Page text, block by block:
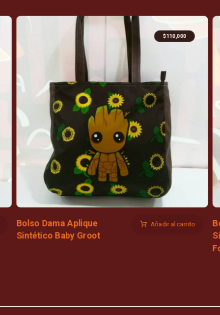
Bolso Dama Aplique
Sintético Baby Groot
$110,000
Añadir al carrito